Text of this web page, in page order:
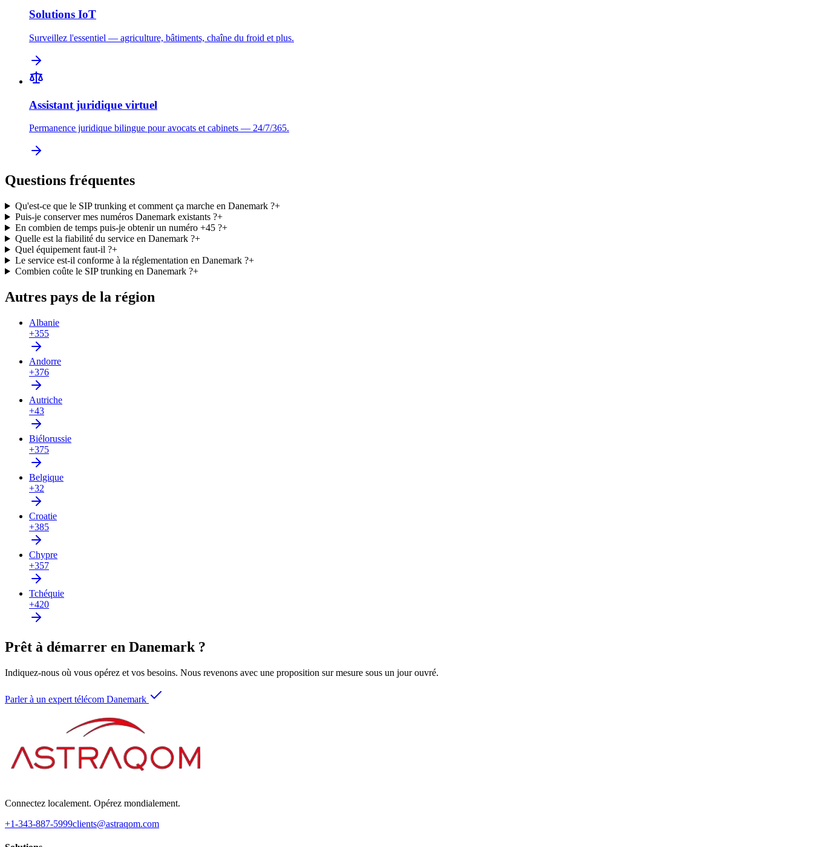
Solutions IoT
Surveillez l'essentiel — agriculture, bâtiments, chaîne du froid et plus.
Assistant juridique virtuel
Permanence juridique bilingue pour avocats et cabinets — 24/7/365.
Questions fréquentes
Qu'est-ce que le SIP trunking et comment ça marche en Danemark ?+
Puis-je conserver mes numéros Danemark existants ?+
En combien de temps puis-je obtenir un numéro +45 ?+
Quelle est la fiabilité du service en Danemark ?+
Quel équipement faut-il ?+
Le service est-il conforme à la réglementation en Danemark ?+
Combien coûte le SIP trunking en Danemark ?+
Autres pays de la région
Albanie
+355
Andorre
+376
Autriche
+43
Biélorussie
+375
Belgique
+32
Croatie
+385
Chypre
+357
Tchéquie
+420
Prêt à démarrer en Danemark ?
Indiquez-nous où vous opérez et vos besoins. Nous revenons avec une proposition sur mesure sous un jour ouvré.
Parler à un expert télécom Danemark
Connectez localement. Opérez mondialement.
+1-343-887-5999clients@astraqom.com